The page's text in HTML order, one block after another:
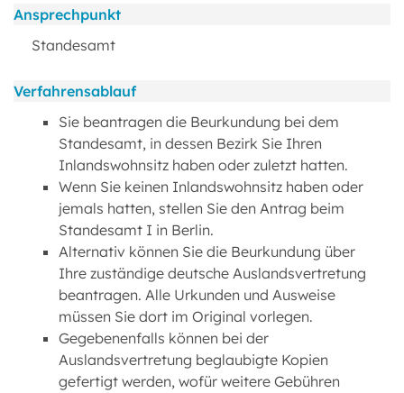
Ansprechpunkt
Standesamt
Verfahrensablauf
Sie beantragen die Beurkundung bei dem
Standesamt, in dessen Bezirk Sie Ihren
Inlandswohnsitz haben oder zuletzt hatten.
Wenn Sie keinen Inlandswohnsitz haben oder
jemals hatten, stellen Sie den Antrag beim
Standesamt I in Berlin.
Alternativ können Sie die Beurkundung über
Ihre zuständige deutsche Auslandsvertretung
beantragen. Alle Urkunden und Ausweise
müssen Sie dort im Original vorlegen.
Gegebenenfalls können bei der
Auslandsvertretung beglaubigte Kopien
gefertigt werden, wofür weitere Gebühren